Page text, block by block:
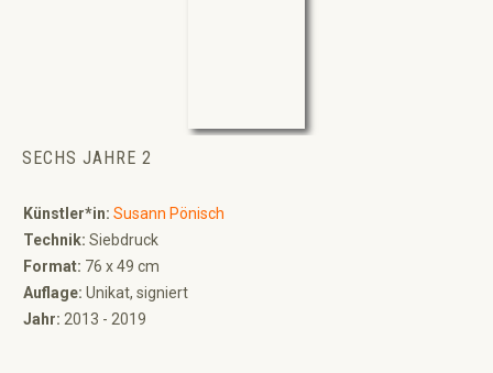
SECHS JAHRE 2
Künstler*in: Susann Pönisch
Technik: Siebdruck
Format: 76 x 49 cm
Auflage: Unikat, signiert
Jahr: 2013 - 2019